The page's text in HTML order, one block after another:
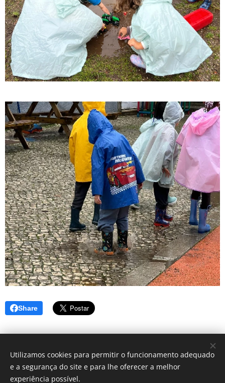
Share
Utilizamos cookies para permitir o funcionamento adequado
e a segurança do site e para lhe oferecer a melhor
experiência possível.